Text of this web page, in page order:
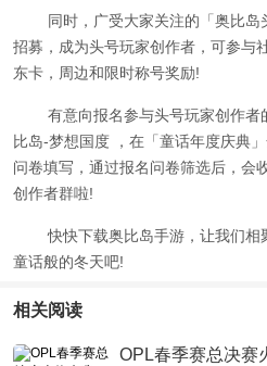
同时，广受大家关注的「奥比岛
招募，成为头号玩家创作者，可参与
东卡，周边和限时称号奖励!
有意向报名参与头号玩家创作者
比岛-梦想国度 ，在「童话年度庆典
问卷填写，通过报名问卷筛选后，会
创作者群啦!
快快下载奥比岛手游，让我们相
童话般的冬天吧!
相关阅读
OPL春季赛总决赛